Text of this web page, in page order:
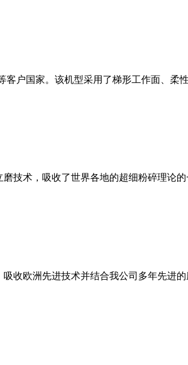
户国家。该机型采用了梯形工作面、柔
技术，吸收了世界各地的超细粉碎理论
收欧洲先进技术并结合我公司多年先进